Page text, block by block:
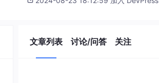
文章列表 讨论/问答 关注